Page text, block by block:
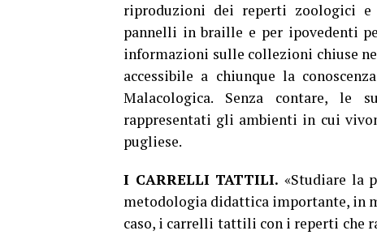
riproduzioni dei reperti zoologici
pannelli in braille e per ipovedenti
informazioni sulle collezioni chiuse
accessibile a chiunque la
Malacologica. Senza contare, le
rappresentati gli ambienti in cui
pugliese.
I CARRELLI TATTILI. «Studiare la
metodologia didattica importante, in
caso, i carrelli tattili con i reperti che